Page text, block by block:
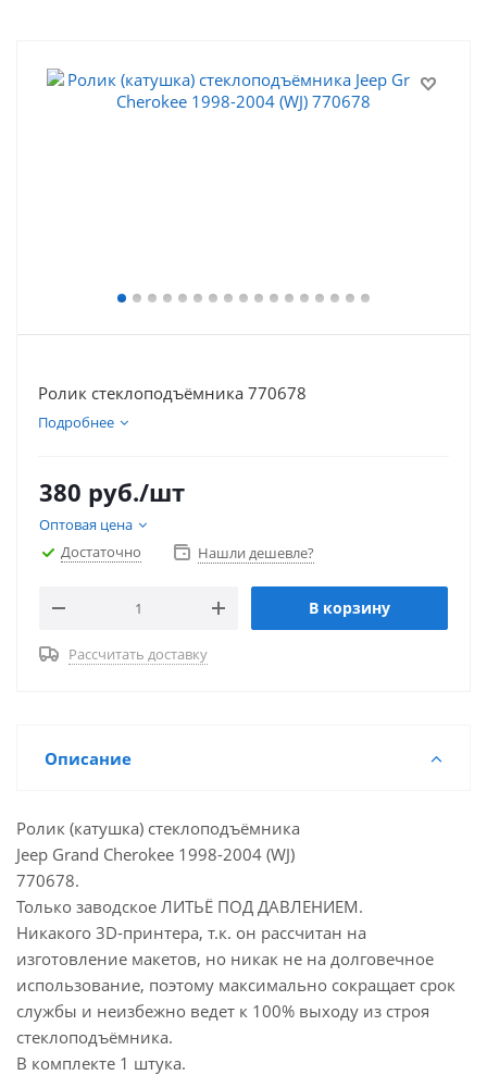
Ролик стеклоподъёмника 770678
Подробнее
380 руб./шт
Оптовая цена
Достаточно
Нашли дешевле?
В корзину
Рассчитать доставку
Описание
Ролик (катушка) стеклоподъёмника
Jeep Grand Cherokee 1998-2004 (WJ)
770678.
Только заводское ЛИТЬЁ ПОД ДАВЛЕНИЕМ.
Никакого 3D-принтера, т.к. он рассчитан на
изготовление макетов, но никак не на долговечное
использование, поэтому максимально сокращает срок
службы и неизбежно ведет к 100% выходу из строя
стеклоподъёмника.
В комплекте 1 штука.